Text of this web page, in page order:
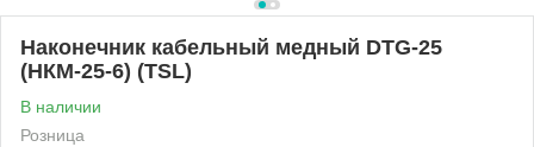
Наконечник кабельный медный DTG-25
(НКМ-25-6) (TSL)
В наличии
Розница